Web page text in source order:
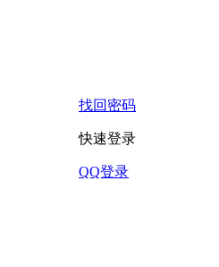
找回密码
快速登录
QQ登录